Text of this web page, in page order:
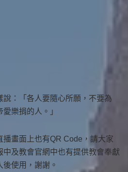
說：「各人要隨心所願，不要為
樂捐的人。」
畫面上也有QR Code，請大家
及教會官網中也有提供教會奉獻
使用，謝謝。